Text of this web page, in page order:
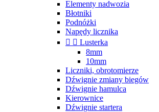
Elementy nadwozia
Błotniki
Podnóżki
Napędy licznika
  Lusterka
8mm
10mm
Liczniki, obrotomierze
Dźwignie zmiany biegów
Dźwignie hamulca
Kierownice
Dźwignie startera